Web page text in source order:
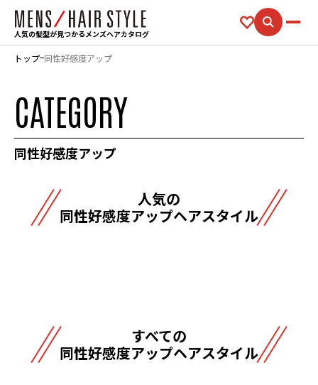
人気の髪型が見つかるメンズヘアカタログ
トップ 同性好感度アップ
CATEGORY
同性好感度アップ
人気の
同性好感度アップヘアスタイル
すべての
同性好感度アップヘアスタイル